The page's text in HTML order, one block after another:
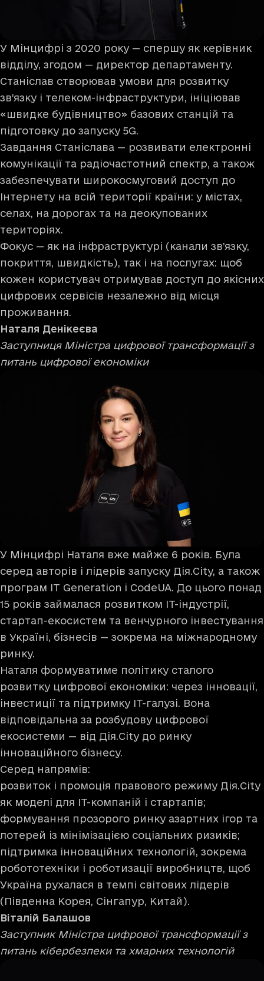
У Мінцифрі з 2020 року — спершу як керівник
відділу, згодом — директор департаменту.
Станіслав створював умови для розвитку
зв’язку і телеком-інфраструктури, ініціював
«швидке будівництво» базових станцій та
підготовку до запуску 5G.
Завдання Станіслава — розвивати електронні
комунікації та радіочастотний спектр, а також
забезпечувати широкосмуговий доступ до
Інтернету на всій території країни: у містах,
селах, на дорогах та на деокупованих
територіях.
Фокус — як на інфраструктурі (канали зв’язку,
покриття, швидкість), так і на послугах: щоб
кожен користувач отримував доступ до якісних
цифрових сервісів незалежно від місця
проживання.
Наталя Денікеєва
Заступниця Міністра цифрової трансформації з
питань цифрової економіки
У Мінцифрі Наталя вже майже 6 років. Була
серед авторів і лідерів запуску Дія.City, а також
програм IT Generation і CodeUA. До цього понад
15 років займалася розвитком IT-індустрії,
стартап-екосистем та венчурного інвестування
в Україні, бізнесів — зокрема на міжнародному
ринку.
Наталя формуватиме політику сталого
розвитку цифрової економіки: через інновації,
інвестиції та підтримку ІТ-галузі. Вона
відповідальна за розбудову цифрової
екосистеми — від Дія.City до ринку
інноваційного бізнесу.
Серед напрямів:
розвиток і промоція правового режиму Дія.City
як моделі для IT-компаній і стартапів;
формування прозорого ринку азартних ігор та
лотерей із мінімізацією соціальних ризиків;
підтримка інноваційних технологій, зокрема
робототехніки і роботизації виробництв, щоб
Україна рухалася в темпі світових лідерів
(Південна Корея, Сінгапур, Китай).
Віталій Балашов
Заступник Міністра цифрової трансформації з
питань кібербезпеки та хмарних технологій